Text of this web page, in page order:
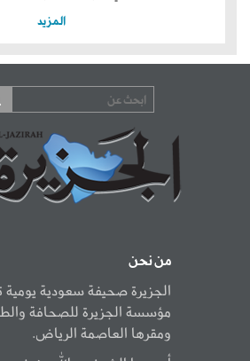
المزيد
من نحن
الجزيرة صحيفة سعودية
مؤسسة الجزيرة للصحافة
ومقرها العاصمة الرياض.